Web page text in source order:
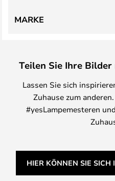
MARKE
Teilen Sie Ihre
Lassen Sie sich
Zuhause zum
#yesLampemesteren
HIER KÖNNEN SIE SICH